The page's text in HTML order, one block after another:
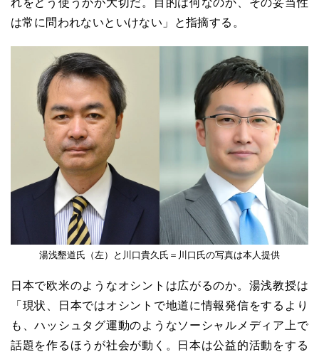
れをどう使うかが大切だ。目的は何なのか、その妥当性
は常に問われないといけない」と指摘する。
湯浅墾道氏（左）と川口貴久氏＝川口氏の写真は本人提供
日本で欧米のようなオシントは広がるのか。湯浅教授は
「現状、日本ではオシントで地道に情報発信をするより
も、ハッシュタグ運動のようなソーシャルメディア上で
話題を作るほうが社会が動く。日本は公益的活動をする